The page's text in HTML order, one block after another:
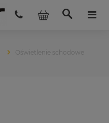
Oświetlenie schodowe